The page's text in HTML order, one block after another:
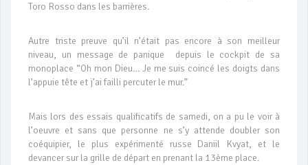
Toro Rosso dans les barrières.
Autre triste preuve qu’il n’était pas encore à son meilleur
niveau, un message de panique depuis le cockpit de sa
monoplace “Oh mon Dieu… Je me suis coincé les doigts dans
l’appuie tête et j’ai failli percuter le mur.”
Mais lors des essais qualificatifs de samedi, on a pu le voir à
l’oeuvre et sans que personne ne s’y attende doubler son
coéquipier, le plus expérimenté russe Daniil Kvyat, et le
devancer sur la grille de départ en prenant la 13ème place.